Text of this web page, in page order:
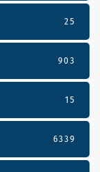
25
903
15
6339